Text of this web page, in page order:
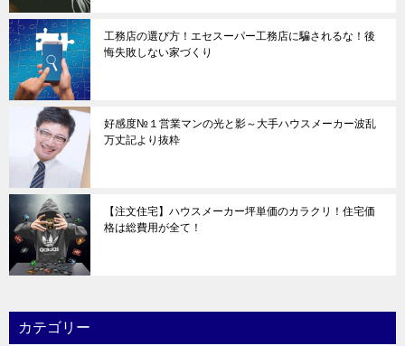
工務店の選び方！エセスーパー工務店に騙されるな！後
悔失敗しない家づくり
好感度№１営業マンの光と影～大手ハウスメーカー波乱
万丈記より抜粋
【注文住宅】ハウスメーカー坪単価のカラクリ！住宅価
格は総費用が全て！
カテゴリー